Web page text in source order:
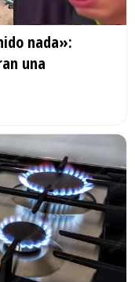
nada»:
una